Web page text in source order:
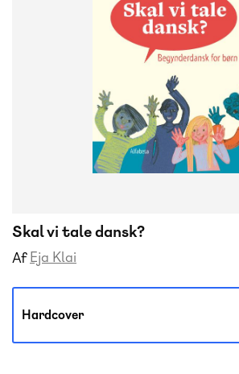
Skal vi tale dansk?
Af Eja Klai
Hardcover